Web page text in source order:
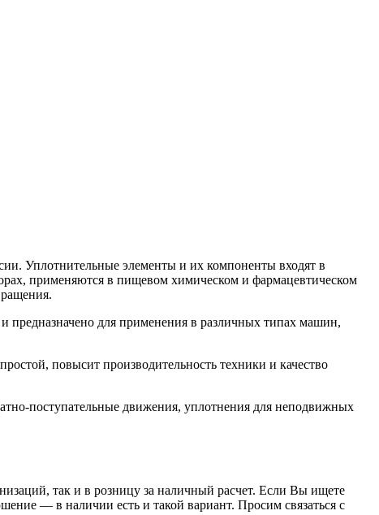
Уплотнительные элементы и их компоненты входят в
применяются в пищевом химическом и фармацевтическом
предназначено для применения в различных типах машин,
повысит производительность техники и качество
поступательные движения, уплотнения для неподвижных
так и в розницу за наличный расчет. Если Вы ищете
— в наличии есть и такой вариант. Просим связаться с